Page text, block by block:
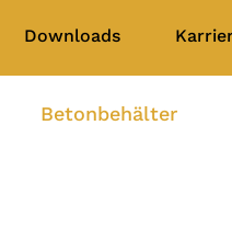
Downloads
Betonbehälter